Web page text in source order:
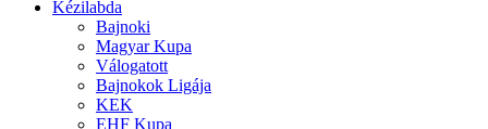
Kézilabda
Bajnoki
Magyar Kupa
Válogatott
Bajnokok Ligája
KEK
EHF Kupa